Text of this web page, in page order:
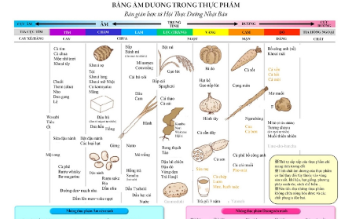
Đang diễn ra